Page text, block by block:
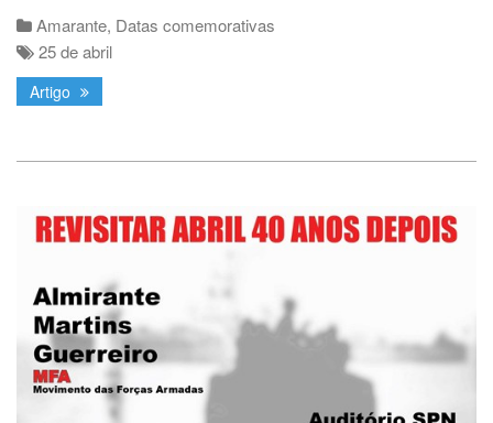
Amarante, Datas comemorativas
25 de abril
Artigo